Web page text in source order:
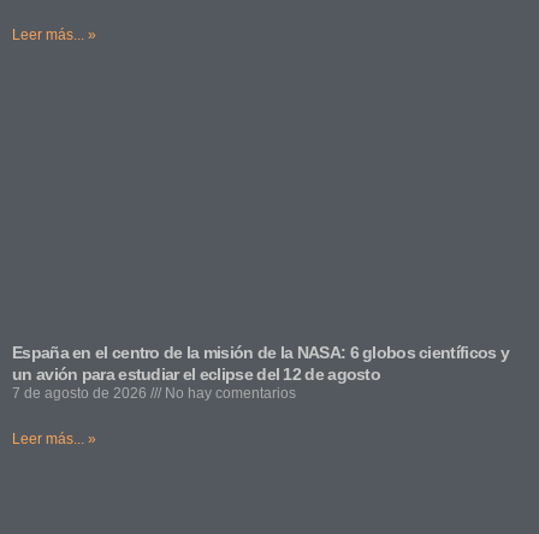
Leer más... »
España en el centro de la misión de la NASA: 6 globos científicos y
un avión para estudiar el eclipse del 12 de agosto
7 de agosto de 2026 No hay comentarios
Leer más... »